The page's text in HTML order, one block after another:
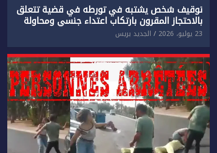
توقيف شخص يشتبه في تورطه في قضية تتعلق
بالاحتجاز المقرون بارتكاب اعتداء جنسي ومحاولة
إضرام النار عمدا.
23 يوليو، 2026 الجديد بريس